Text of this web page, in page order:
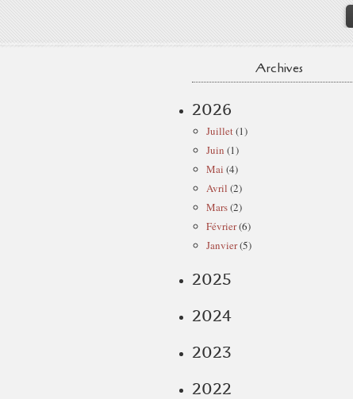
Archives
2026
Juillet(1)
Juin (1)
Mai (4)
Avril (2)
Mars(2)
Février(6)
Janvier(5)
2025
2024
2023
2022